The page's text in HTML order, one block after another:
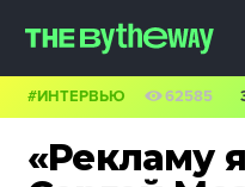
«Рекламу
#ИНТЕРВЬЮ 62585